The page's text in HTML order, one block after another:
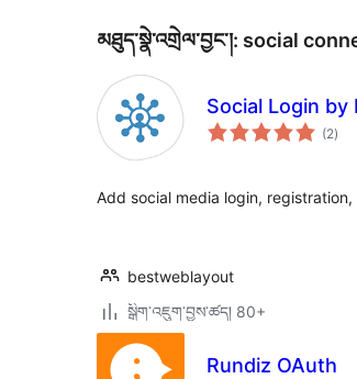
མཐུད་སྣེ་འགྲེལ་བྱང་།: social
Social Login
(2གདེང་
འཇོག་
)
Add social media login,
bestweblayout
སྒྲིག་འཇུག་བྱས་ཚད། 80+
Rundiz OAuth